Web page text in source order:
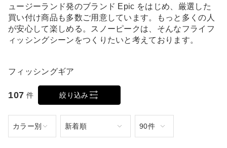
ュージーランド発のブランド Epic をはじめ、厳選した
買い付け商品も多数ご用意しています。もっと多くの人
が安心して楽しめる。スノーピークは、そんなフライフ
ィッシングシーンをつくりたいと考えております。
フィッシングギア
107 件 絞り込み